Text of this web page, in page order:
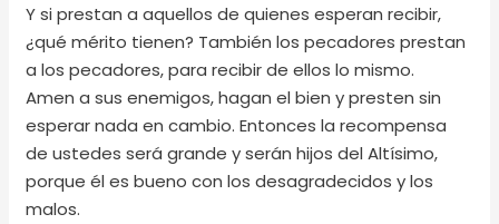
Y si prestan a aquellos de quienes esperan recibir,
¿qué mérito tienen? También los pecadores prestan
a los pecadores, para recibir de ellos lo mismo.
Amen a sus enemigos, hagan el bien y presten sin
esperar nada en cambio. Entonces la recompensa
de ustedes será grande y serán hijos del Altísimo,
porque él es bueno con los desagradecidos y los
malos.